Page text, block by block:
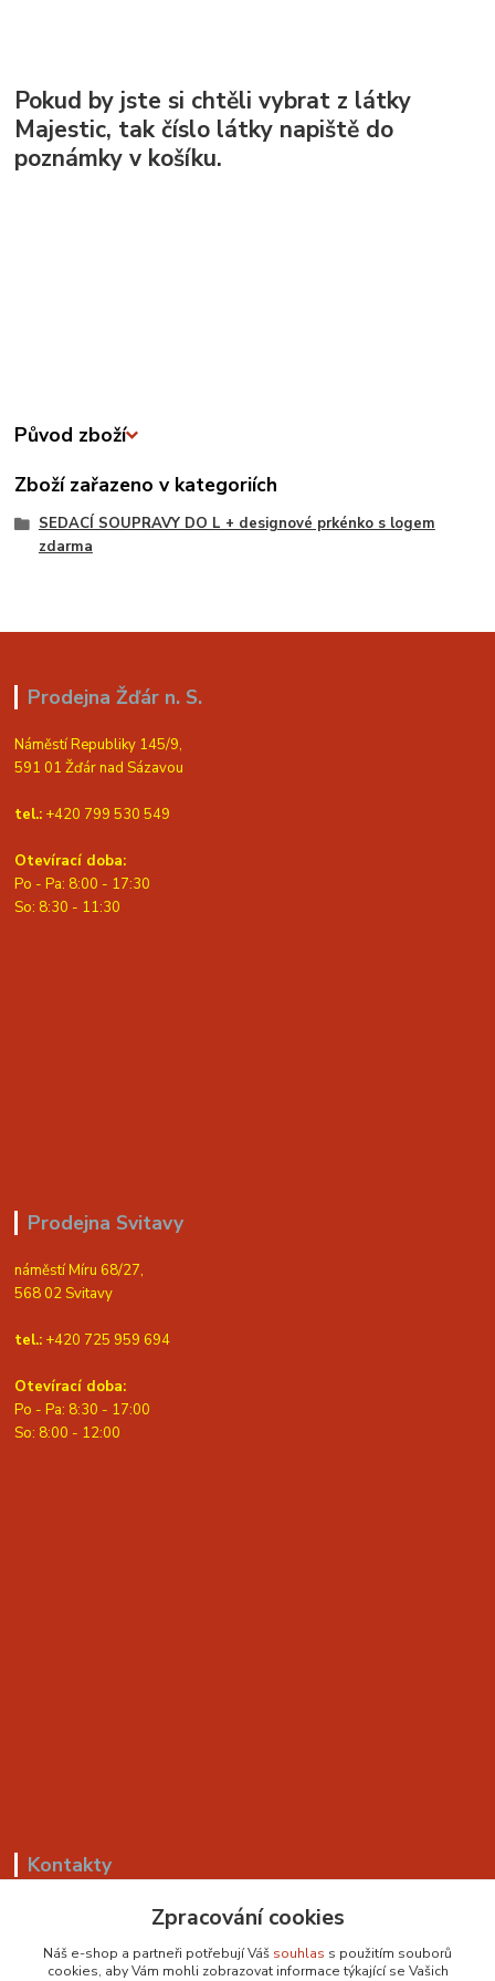
Pokud by jste si chtěli vybrat z látky
Majestic, tak číslo látky napiště do
poznámky v košíku.
Původ zboží
Zboží zařazeno v kategoriích
SEDACÍ SOUPRAVY DO L + designové prkénko s logem
zdarma
Prodejna Žďár n. S.
Náměstí Republiky 145/9,
591 01 Žďár nad Sázavou
tel.: +420 799 530 549
Otevírací doba:
Po - Pa: 8:00 - 17:30
So: 8:30 - 11:30
Prodejna Svitavy
náměstí Míru 68/27,
568 02 Svitavy
tel.: +420 725 959 694
Otevírací doba:
Po - Pa: 8:30 - 17:00
So: 8:00 - 12:00
Kontakty
+420 799 530 549Zpracování cookies
Náš e-shop a partneři potřebují Váš souhlas s použitím souborů
cookies, aby Vám mohli zobrazovat informace týkající se Vašich